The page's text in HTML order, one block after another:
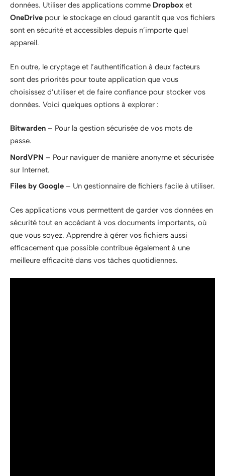
données. Utiliser des applications comme Dropbox et
OneDrive pour le stockage en cloud garantit que vos fichiers
sont en sécurité et accessibles depuis n’importe quel
appareil.
En outre, le cryptage et l’authentification à deux facteurs
sont des priorités pour toute application que vous
choisissez d’utiliser et de faire confiance pour stocker vos
données. Voici quelques options à explorer :
Bitwarden – Pour la gestion sécurisée de vos mots de
passe.
NordVPN – Pour naviguer de manière anonyme et sécurisée
sur Internet.
Files by Google – Un gestionnaire de fichiers facile à utiliser.
Ces applications vous permettent de garder vos données en
sécurité tout en accédant à vos documents importants, où
que vous soyez. Apprendre à gérer vos fichiers aussi
efficacement que possible contribue également à une
meilleure efficacité dans vos tâches quotidiennes.